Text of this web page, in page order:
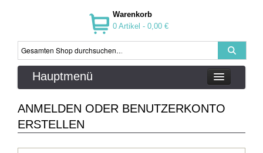
Warenkorb
0 Artikel - 0,00 €
Hauptmenü
ANMELDEN ODER BENUTZERKONTO
ERSTELLEN